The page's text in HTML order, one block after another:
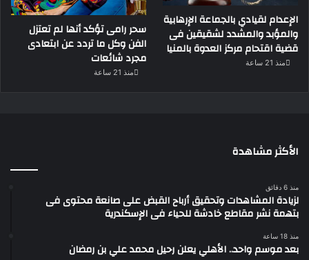
سحر رامى تؤكد أنها لم تعتزل
الفن وكل ما تردد عن ابتعادى
مجرد شائعات
منذ 21 ساعة
الإعدام لقيادي بالجماعة الإرهابية
والمؤبد والمشدد لشقيقين فى
قضية اقتحام مركز العدوة بالمنيا
منذ 21 ساعة
الأكثر مشاهدة
منذ 6 دقائق
لزيادة المشاهدات وتحقيق أرباح القبض على صانعة محتوى فى
بتهمة نشر مقاطع خادشة للحياء فى الإسكندرية
منذ 18 ساعة
بعد موسم واحد.. الأهلي يعلن رحيل محمد علي بن رمضان